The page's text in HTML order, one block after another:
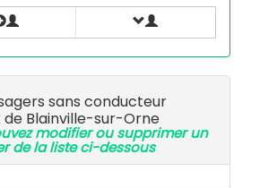
sans conducteur
Blainville-sur-Orne
modifier ou supprimer un
de la liste ci-dessous